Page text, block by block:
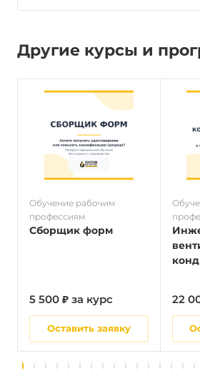
Другие курсы и
Обучение рабочим
профессиям
Сборщик форм
5 500 ₽ за курс
Оставить заявку
22